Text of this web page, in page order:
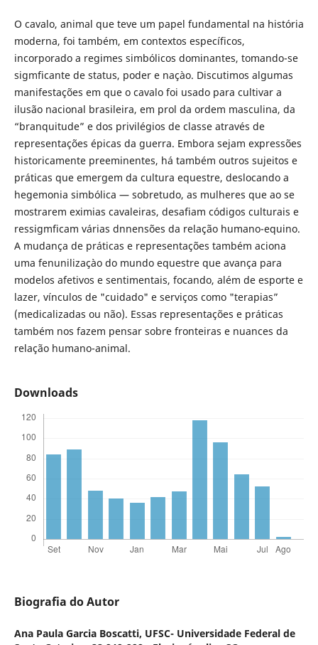
O cavalo, animal que teve um papel fundamental na história
moderna, foi também, em contextos específicos,
incorporado a regimes simbólicos dominantes, tomando-se
sigmficante de status, poder e naçào. Discutimos algumas
manifestações em que o cavalo foi usado para cultivar a
ilusão nacional brasileira, em prol da ordem masculina, da
“branquitude” e dos privilégios de classe através de
representações épicas da guerra. Embora sejam expressões
historicamente preeminentes, há também outros sujeitos e
práticas que emergem da cultura equestre, deslocando a
hegemonia simbólica — sobretudo, as mulheres que ao se
mostrarem eximias cavaleiras, desafiam códigos culturais e
ressigmficam várias dnnensões da relação humano-equino.
A mudança de práticas e representações também aciona
uma fenunilizaçào do mundo equestre que avança para
modelos afetivos e sentimentais, focando, além de esporte e
lazer, vínculos de "cuidado" e serviços como "terapias”
(medicalizadas ou não). Essas representações e práticas
também nos fazem pensar sobre fronteiras e nuances da
relação humano-animal.
Downloads
Biografia do Autor
Ana Paula Garcia Boscatti, UFSC- Universidade Federal de